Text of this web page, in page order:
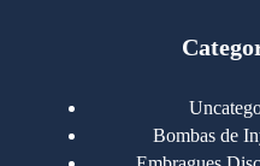
Bombas de